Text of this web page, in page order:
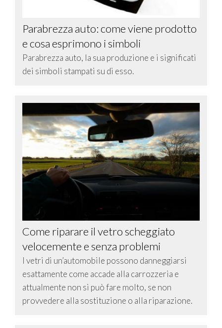
Parabrezza auto: come viene prodotto
e cosa esprimono i simboli
Parabrezza auto, la sua produzione e i significati
dei simboli stampati su di esso.
Come riparare il vetro scheggiato
velocemente e senza problemi
I vetri di un’automobile possono danneggiarsi
esattamente come accade alla carrozzeria e
attualmente non si può fare molto, se non
provvedere alla sostituzione o alla riparazione.